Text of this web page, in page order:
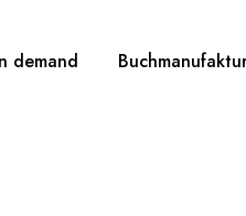
demand